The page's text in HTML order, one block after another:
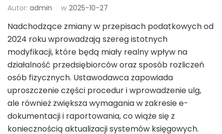
Autor: admin w 2025-10-27
Nadchodzące zmiany w przepisach podatkowych od
2024 roku wprowadzają szereg istotnych
modyfikacji, które będą miały realny wpływ na
działalność przedsiębiorców oraz sposób rozliczeń
osób fizycznych. Ustawodawca zapowiada
uproszczenie części procedur i wprowadzenie ulg,
ale również zwiększa wymagania w zakresie e-
dokumentacji i raportowania, co wiąże się z
koniecznością aktualizacji systemów księgowych.